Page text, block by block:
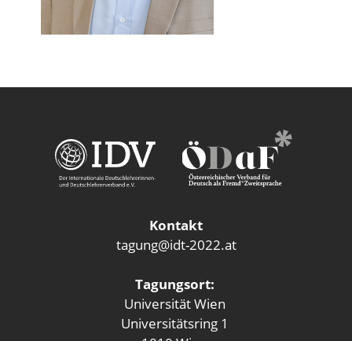
Kontakt
tagung@idt-2022.at
Tagungsort:
Universität Wien
Universitätsring 1